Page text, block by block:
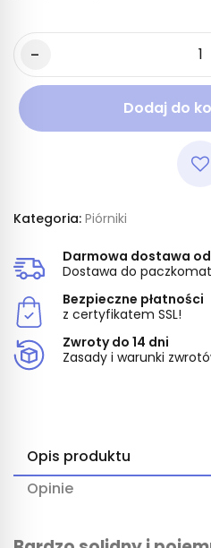
Dodaj do
Kategoria: Piórniki
Darmowa dostawa od
Dostawa do
Bezpieczne płatności
z certyfikatem SSL!
Zwroty do 14 dni
Zasady i warunki
Opis produktu
Opinie